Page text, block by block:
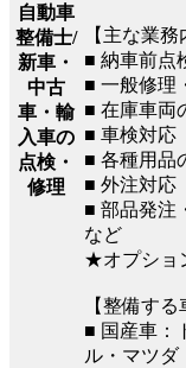
自動車
整備士/
新車・
中古
車・輸
入車の
点検・
修理
【主な業務
■ 納車前点
■ 一般修理
■ 在庫車両
■ 車検対応
■ 各種用品
■ 外注対応
■ 部品発注
など
★オプショ
【整備する
■ 国産車：
ル・マツダ